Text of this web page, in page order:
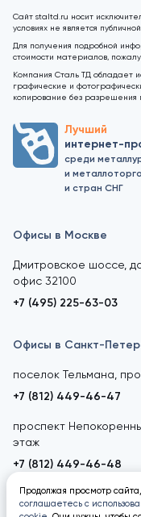
Сайт staltd.ru носит
условиях не является
Для получения подробной
стоимости материалов,
Компания Сталь ТД обладает
графические и
копирование без
Лучший
интернет-
среди
и
и стран СНГ
Офисы в Москве
Дмитровское шоссе,
офис 32100
+7 (495) 225-63-03
Офисы в Санкт-
поселок Тельмана,
+7 (812) 449-46-47
проспект
этаж
+7 (812) 449-46-48
Продолжая просмотр
соглашаетесь с